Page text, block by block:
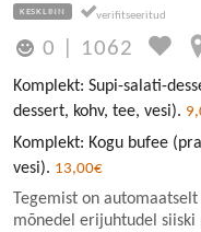
KESKLINN
0 1062
Komplekt: Supi-salati-
dessert, kohv, tee, vesi).
Komplekt: Kogu bufee
vesi). 13,00€
Tegemist on
mõnedel erijuhtudel